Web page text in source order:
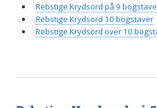
Rebstige Krydsord på 9
Rebstige Krydsord 10 bogstaver
Rebstige Krydsord over 10